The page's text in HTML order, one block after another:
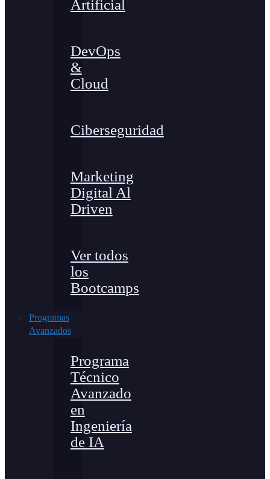
Artificial
DevOps
&
Cloud
Ciberseguridad
Marketing
Digital Al
Driven
Ver todos
los
Bootcamps
Programas
Avanzados
Programa
Técnico
Avanzado
en
Ingeniería
de IA